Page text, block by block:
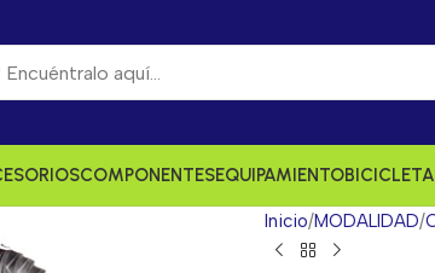
COMPONENTESEQUIPAMIENTO
Inicio MODALIDAD